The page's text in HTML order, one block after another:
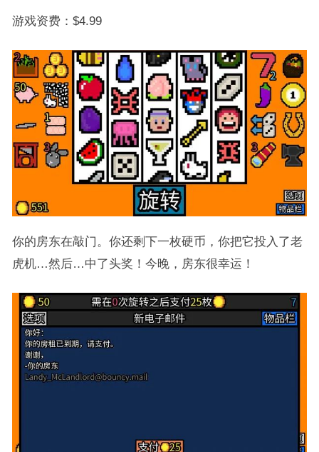
游戏资费：$4.99
你的房东在敲门。你还剩下一枚硬币，你把它投入了老
虎机…然后…中了头奖！今晚，房东很幸运！